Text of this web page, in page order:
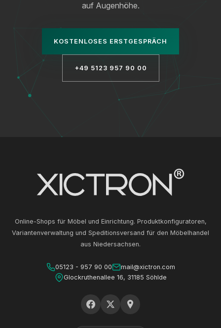
auf Augenhöhe.
KOSTENLOSES ERSTGESPRÄCH
+49 5123 957 90 00
Online-Shops für Möbel und Einrichtung. Produktkonfiguratoren,
Variantenverwaltung und Speditionsversand für den Möbelhandel
aus Niedersachsen.
05123 - 957 90 00
mail@xictron.com
Glockruthenallee 16, 31185 Söhlde